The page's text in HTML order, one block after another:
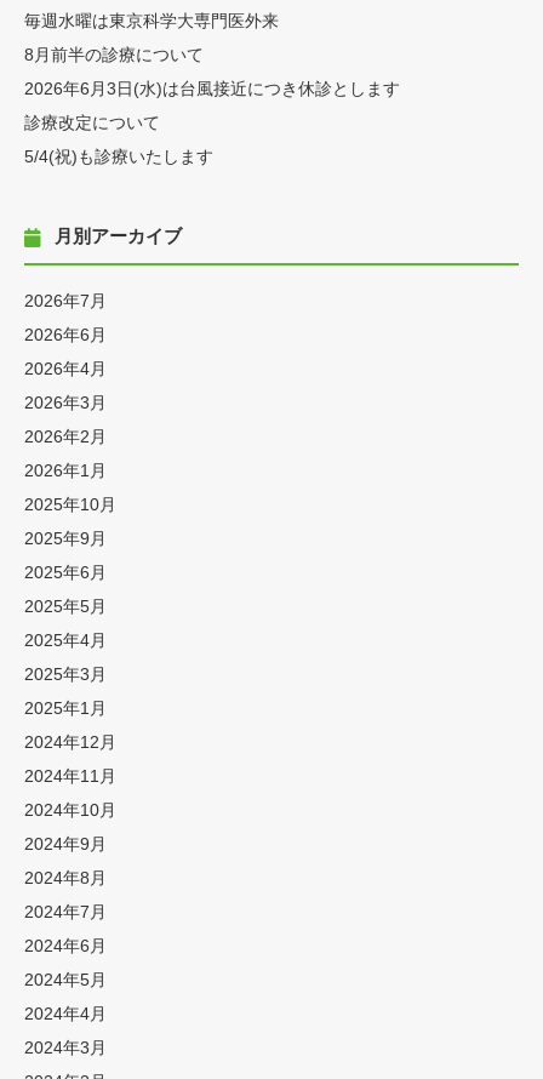
毎週水曜は東京科学大専門医外来
8月前半の診療について
2026年6月3日(水)は台風接近につき休診とします
診療改定について
5/4(祝)も診療いたします
月別アーカイブ
2026年7月
2026年6月
2026年4月
2026年3月
2026年2月
2026年1月
2025年10月
2025年9月
2025年6月
2025年5月
2025年4月
2025年3月
2025年1月
2024年12月
2024年11月
2024年10月
2024年9月
2024年8月
2024年7月
2024年6月
2024年5月
2024年4月
2024年3月